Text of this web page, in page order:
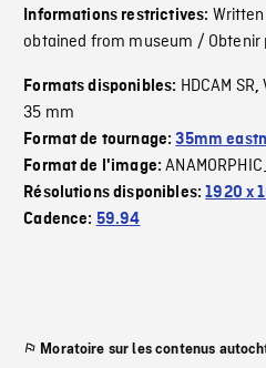
Informations restrictives:
obtained from museum /
Formats disponibles: HDCAM SR,
35 mm
Format de tournage:35mm
Format de l'image:
Résolutions disponibles:1920 x
Cadence: 59.94
Moratoire sur les contenus